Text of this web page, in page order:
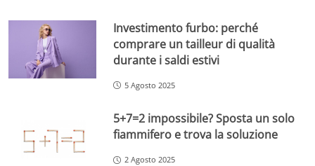
Investimento furbo: perché
comprare un tailleur di qualità
durante i saldi estivi
5 Agosto 2025
5+7=2 impossibile? Sposta un solo
fiammifero e trova la soluzione
2 Agosto 2025